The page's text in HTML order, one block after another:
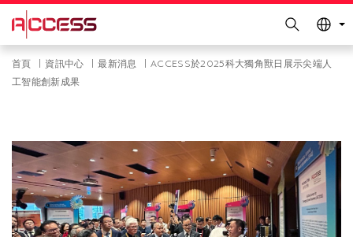
Skip
main
生活@科大
圖書館
校園地圖及指南
Breadcrumb
首頁 資訊中心 最新消息
ACCESS於2025科大獨角獸日展示尖端人
工智能創新成果